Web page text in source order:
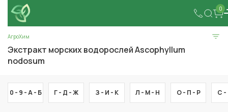
0
АгроХим
Экстракт морских водорослей Ascophyllum
nodosum
0 - 9 -А - Б Г - Д -Ж З - И - К Л - М - Н О - П - Р С -